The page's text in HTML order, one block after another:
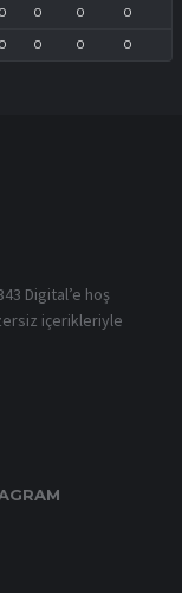
0 0 0 0
0 0 0 0
Digital’e hoş
içerikleriyle